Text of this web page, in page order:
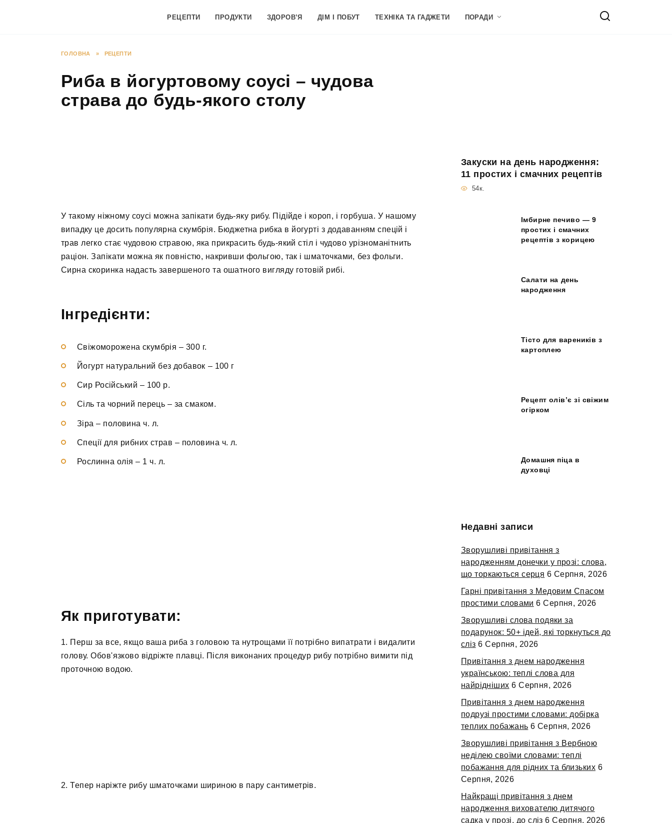
РЕЦЕПТИ ПРОДУКТИ ЗДОРОВ’Я ДІМ І ПОБУТ ТЕХНІКА ТА ГАДЖЕТИ ПОРАДИ
ГОЛОВНА » РЕЦЕПТИ
Риба в йогуртовому соусі – чудова
страва до будь-якого столу
У такому ніжному соусі можна запікати будь-яку рибу. Підійде і короп, і горбуша. У нашому
випадку це досить популярна скумбрія. Бюджетна рибка в йогурті з додаванням спецій і
трав легко стає чудовою стравою, яка прикрасить будь-який стіл і чудово урізноманітнить
раціон. Запікати можна як повністю, накривши фольгою, так і шматочками, без фольги.
Сирна скоринка надасть завершеного та ошатного вигляду готовій рибі.
Інгредієнти:
Свіжоморожена скумбрія – 300 г.
Йогурт натуральний без добавок – 100 г
Сир Російський – 100 р.
Сіль та чорний перець – за смаком.
Зіра – половина ч. л.
Спеції для рибних страв – половина ч. л.
Рослинна олія – 1 ч. л.
Як приготувати:
1. Перш за все, якщо ваша риба з головою та нутрощами її потрібно випатрати і видалити
голову. Обов'язково відріжте плавці. Після виконаних процедур рибу потрібно вимити під
проточною водою.
2. Тепер наріжте рибу шматочками шириною в пару сантиметрів.
Закуски на день народження:
11 простих і смачних рецептів
54к.
Імбирне печиво — 9
простих і смачних
рецептів з корицею
Салати на день
народження
Тісто для вареників з
картоплею
Рецепт олів’є зі свіжим
огірком
Домашня піца в
духовці
Недавні записи
Зворушливі привітання з
народженням донечки у прозі: слова,
що торкаються серця 6 Серпня, 2026
Гарні привітання з Медовим Спасом
простими словами 6 Серпня, 2026
Зворушливі слова подяки за
подарунок: 50+ ідей, які торкнуться до
сліз 6 Серпня, 2026
Привітання з днем народження
українською: теплі слова для
найрідніших 6 Серпня, 2026
Привітання з днем народження
подрузі простими словами: добірка
теплих побажань 6 Серпня, 2026
Зворушливі привітання з Вербною
неділею своїми словами: теплі
побажання для рідних та близьких 6
Серпня, 2026
Найкращі привітання з днем
народження вихователю дитячого
садка у прозі, до сліз 6 Серпня, 2026